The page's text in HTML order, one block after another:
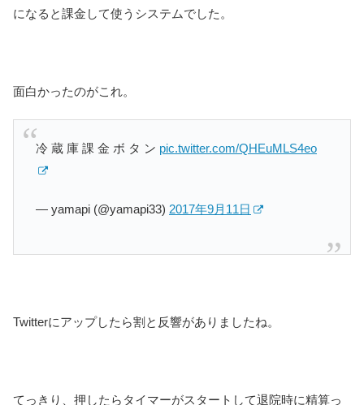
になると課金して使うシステムでした。
面白かったのがこれ。
冷 蔵 庫 課 金 ボ タ ン pic.twitter.com/QHEuMLS4eo
— yamapi (@yamapi33) 2017年9月11日
Twitterにアップしたら割と反響がありましたね。
てっきり、押したらタイマーがスタートして退院時に精算っ